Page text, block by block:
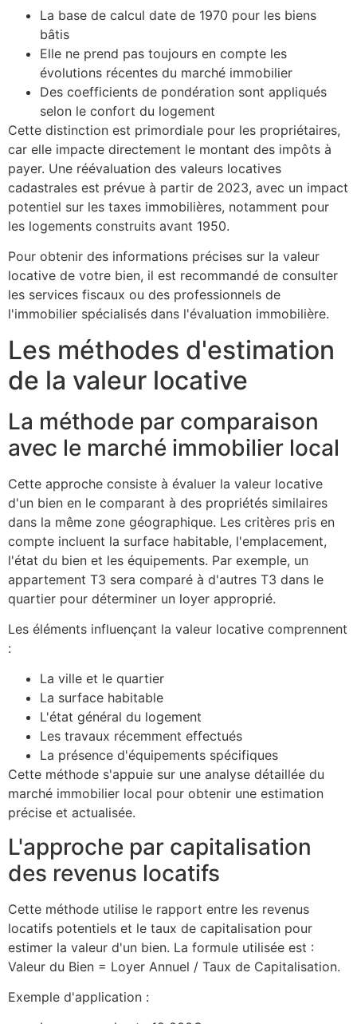
La base de calcul date de 1970 pour les biens
bâtis
Elle ne prend pas toujours en compte les
évolutions récentes du marché immobilier
Des coefficients de pondération sont appliqués
selon le confort du logement
Cette distinction est primordiale pour les propriétaires,
car elle impacte directement le montant des impôts à
payer. Une réévaluation des valeurs locatives
cadastrales est prévue à partir de 2023, avec un impact
potentiel sur les taxes immobilières, notamment pour
les logements construits avant 1950.
Pour obtenir des informations précises sur la valeur
locative de votre bien, il est recommandé de consulter
les services fiscaux ou des professionnels de
l'immobilier spécialisés dans l'évaluation immobilière.
Les méthodes d'estimation
de la valeur locative
La méthode par comparaison
avec le marché immobilier local
Cette approche consiste à évaluer la valeur locative
d'un bien en le comparant à des propriétés similaires
dans la même zone géographique. Les critères pris en
compte incluent la surface habitable, l'emplacement,
l'état du bien et les équipements. Par exemple, un
appartement T3 sera comparé à d'autres T3 dans le
quartier pour déterminer un loyer approprié.
Les éléments influençant la valeur locative comprennent
:
La ville et le quartier
La surface habitable
L'état général du logement
Les travaux récemment effectués
La présence d'équipements spécifiques
Cette méthode s'appuie sur une analyse détaillée du
marché immobilier local pour obtenir une estimation
précise et actualisée.
L'approche par capitalisation
des revenus locatifs
Cette méthode utilise le rapport entre les revenus
locatifs potentiels et le taux de capitalisation pour
estimer la valeur d'un bien. La formule utilisée est :
Valeur du Bien = Loyer Annuel / Taux de Capitalisation.
Exemple d'application :